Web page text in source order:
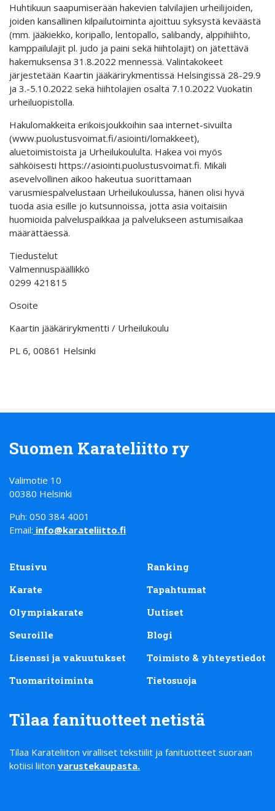
Huhtikuun saapumiserään hakevien talvilajien urheilijoiden,
joiden kansallinen kilpailutoiminta ajoittuu syksystä keväästä
(mm. jääkiekko, koripallo, lentopallo, salibandy, alppihiihto,
kamppailulajit pl. judo ja paini sekä hiihtolajit) on jätettävä
hakemuksensa 31.8.2022 mennessä. Valintakokeet
järjestetään Kaartin jääkärirykmentissä Helsingissä 28-29.9
ja 3.-5.10.2022 sekä hiihtolajien osalta 7.10.2022 Vuokatin
urheiluopistolla.
Hakulomakkeita erikoisjoukkoihin saa internet-sivuilta
(www.puolustusvoimat.fi/asiointi/lomakkeet),
aluetoimistoista ja Urheilukoululta. Hakea voi myös
sähköisesti https://asiointi.puolustusvoimat.fi. Mikäli
asevelvollinen aikoo hakeutua suorittamaan
varusmiespalvelustaan Urheilukoulussa, hänen olisi hyvä
tuoda asia esille jo kutsunnoissa, jotta asia voitaisiin
huomioida palveluspaikkaa ja palvelukseen astumisaikaa
määrättäessä.
Tiedustelut
Valmennuspäällikkö
0299 421815
Osoite
Kaartin jääkärirykmentti / Urheilukoulu
PL 6, 00861 Helsinki
Suomen Karateliitto ry
Valimotie 10
00380 Helsinki
Puh: 050 384 4001
Email: info@karateliitto.fi
Etusivu
Karate
Olympiakarate
Seuroille
Lisenssi ja vakuutukset
Tuomaritoiminta
Ranking
Tapahtumat
Uutiset
Blogi
Toimisto & yhteystiedot
Tietosuoja
Tilaa fanituotteet netistä
Tilaa Karateliiton viralliset tekstiilit ja fanituotteet suoraan
kotiisi liiton varustekaupasta.